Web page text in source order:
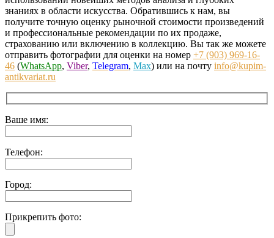
знаниях в области искусства. Обратившись к нам, вы
получите точную оценку рыночной стоимости произведений
и профессиональные рекомендации по их продаже,
страхованию или включению в коллекцию. Вы так же можете
отправить фотографии для оценки на номер +7 (903) 969-16-
46 (WhatsApp, Viber, Telegram, Max) или на почту info@kupim-
antikvariat.ru
Ваше имя:
Телефон:
Город:
Прикрепить фото: